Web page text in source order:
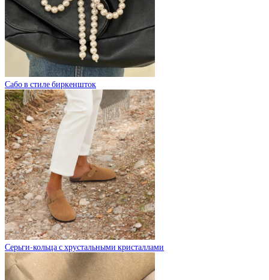
Сабо в стиле биркеншток
Серьги-кольца с хрустальными кристаллами